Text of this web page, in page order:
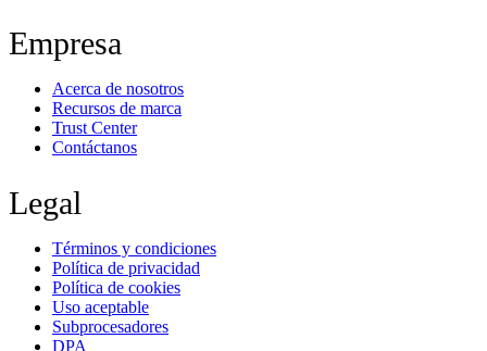
Empresa
Acerca de nosotros
Recursos de marca
Trust Center
Contáctanos
Legal
Términos y condiciones
Política de privacidad
Política de cookies
Uso aceptable
Subprocesadores
DPA